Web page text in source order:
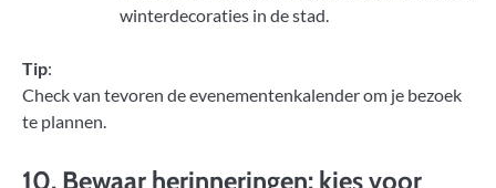
winterdecoraties in de stad.
Tip:
Check van tevoren de evenementenkalender om je bezoek
te plannen.
10. Bewaar herinneringen: kies voor